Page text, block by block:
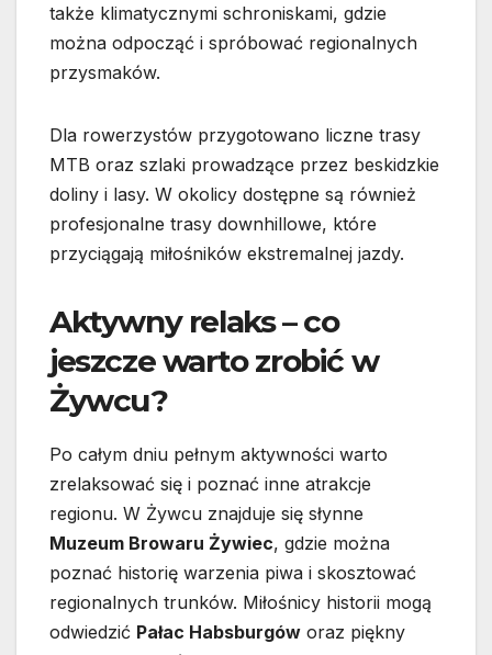
także klimatycznymi schroniskami, gdzie
można odpocząć i spróbować regionalnych
przysmaków.
Dla rowerzystów przygotowano liczne trasy
MTB oraz szlaki prowadzące przez beskidzkie
doliny i lasy. W okolicy dostępne są również
profesjonalne trasy downhillowe, które
przyciągają miłośników ekstremalnej jazdy.
Aktywny relaks – co
jeszcze warto zrobić w
Żywcu?
Po całym dniu pełnym aktywności warto
zrelaksować się i poznać inne atrakcje
regionu. W Żywcu znajduje się słynne
Muzeum Browaru Żywiec, gdzie można
poznać historię warzenia piwa i skosztować
regionalnych trunków. Miłośnicy historii mogą
odwiedzić Pałac Habsburgów oraz piękny